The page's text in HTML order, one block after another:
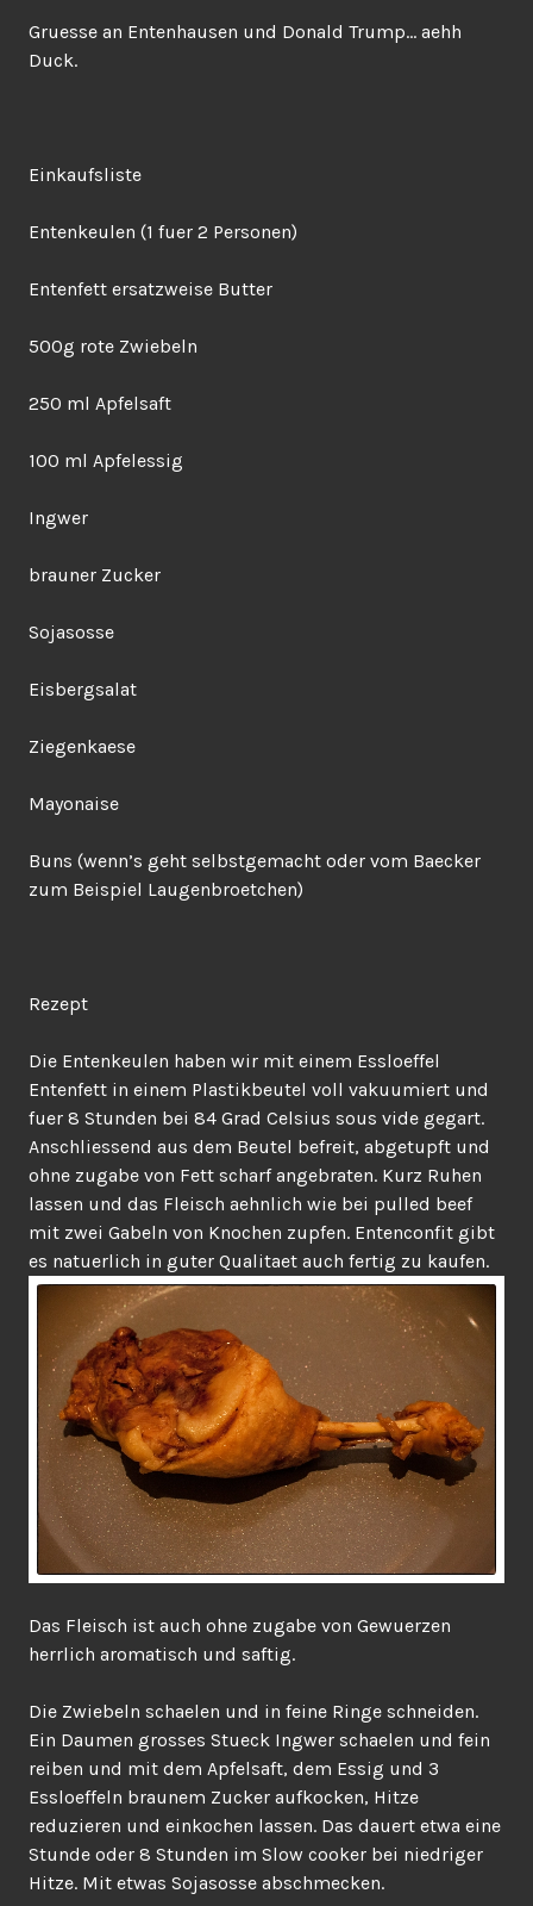
Gruesse an Entenhausen und Donald Trump… aehh
Duck.
Einkaufsliste
Entenkeulen (1 fuer 2 Personen)
Entenfett ersatzweise Butter
500g rote Zwiebeln
250 ml Apfelsaft
100 ml Apfelessig
Ingwer
brauner Zucker
Sojasosse
Eisbergsalat
Ziegenkaese
Mayonaise
Buns (wenn’s geht selbstgemacht oder vom Baecker
zum Beispiel Laugenbroetchen)
Rezept
Die Entenkeulen haben wir mit einem Essloeffel
Entenfett in einem Plastikbeutel voll vakuumiert und
fuer 8 Stunden bei 84 Grad Celsius sous vide gegart.
Anschliessend aus dem Beutel befreit, abgetupft und
ohne zugabe von Fett scharf angebraten. Kurz Ruhen
lassen und das Fleisch aehnlich wie bei pulled beef
mit zwei Gabeln von Knochen zupfen. Entenconfit gibt
es natuerlich in guter Qualitaet auch fertig zu kaufen.
Das Fleisch ist auch ohne zugabe von Gewuerzen
herrlich aromatisch und saftig.
Die Zwiebeln schaelen und in feine Ringe schneiden.
Ein Daumen grosses Stueck Ingwer schaelen und fein
reiben und mit dem Apfelsaft, dem Essig und 3
Essloeffeln braunem Zucker aufkocken, Hitze
reduzieren und einkochen lassen. Das dauert etwa eine
Stunde oder 8 Stunden im Slow cooker bei niedriger
Hitze. Mit etwas Sojasosse abschmecken.